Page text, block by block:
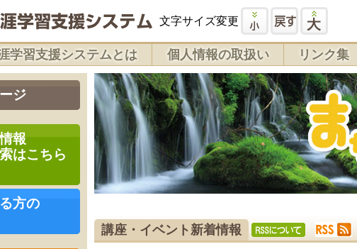
文字サイズ変更
学習支援システムとは 個人情報の取扱い リンク集
ジ
報
はこちら
方の
講座・イベント新着情報